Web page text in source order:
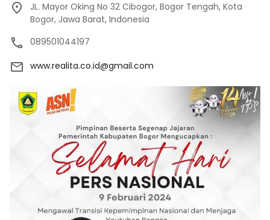
JL. Mayor Oking No 32 Cibogor, Bogor Tengah, Kota
Bogor, Jawa Barat, Indonesia
089501044197
www.realita.co.id@gmail.com